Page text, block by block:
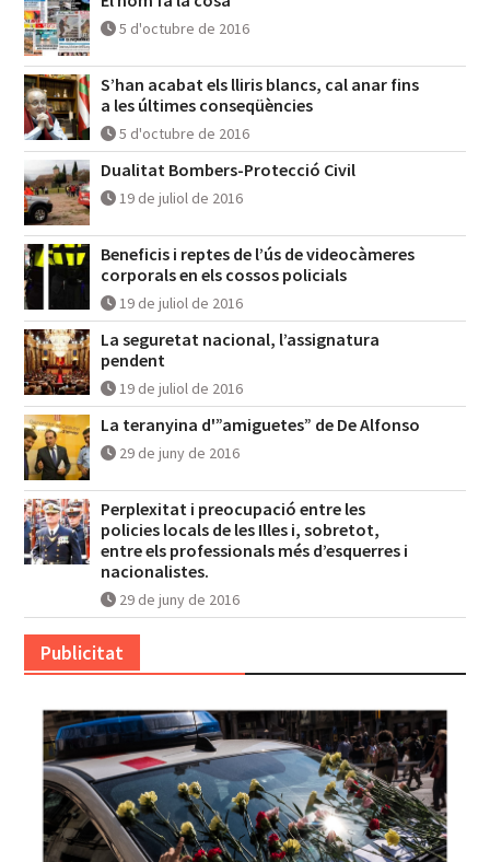
5 d'octubre de 2016
S’han acabat els lliris blancs, cal anar fins
a les últimes conseqüències
5 d'octubre de 2016
Dualitat Bombers-Protecció Civil
19 de juliol de 2016
Beneficis i reptes de l’ús de videocàmeres
corporals en els cossos policials
19 de juliol de 2016
La seguretat nacional, l’assignatura
pendent
19 de juliol de 2016
La teranyina d'”amiguetes” de De Alfonso
29 de juny de 2016
Perplexitat i preocupació entre les
policies locals de les Illes i, sobretot,
entre els professionals més d’esquerres i
nacionalistes.
29 de juny de 2016
Publicitat